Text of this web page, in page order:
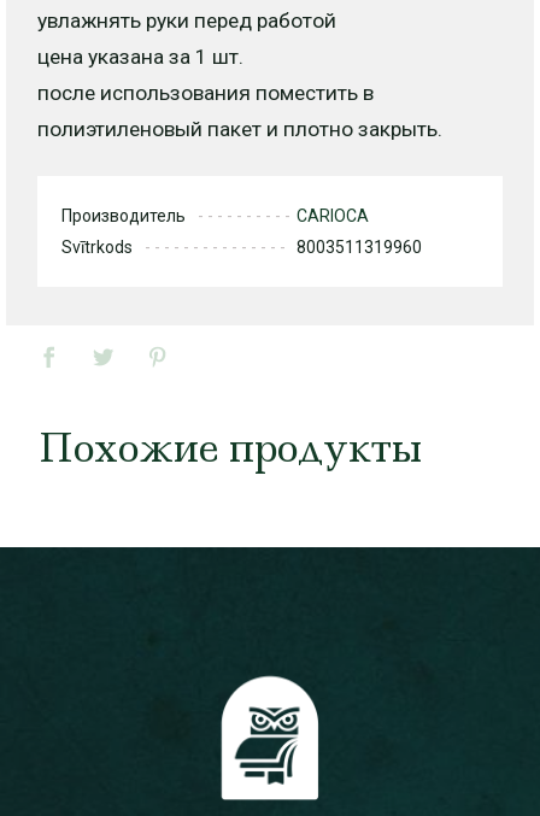
увлажнять руки перед работой
цена указана за 1 шт.
после использования поместить в
полиэтиленовый пакет и плотно закрыть.
Производитель
CARIOCA
Svītrkods
8003511319960
Похожие продукты